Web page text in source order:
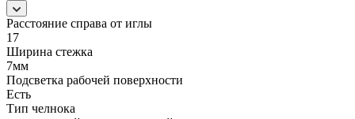
Расстояние справа от иглы
17
Ширина стежка
7мм
Подсветка рабочей поверхности
Есть
Тип челнока